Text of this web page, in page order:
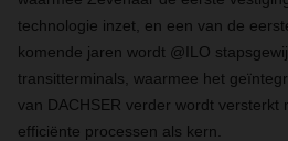
technologie inzet, en een van de
komende jaren wordt @ILO
transitterminals, waarmee het
van DACHSER verder wordt versterkt
efficiënte processen als kern.